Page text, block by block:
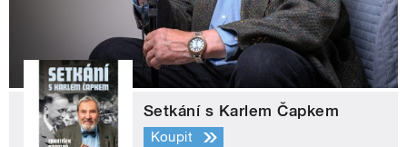
Setkání s Karlem Čapkem
Koupit